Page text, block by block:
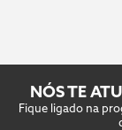
NÓS TE
Fique ligado na